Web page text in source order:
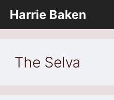
naar
de
Harrie Baken
The Selva